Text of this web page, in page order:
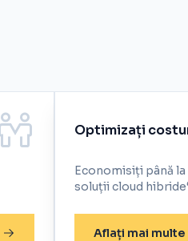
Optimizați
Economisiți până
soluții cloud
Aflați mai multe